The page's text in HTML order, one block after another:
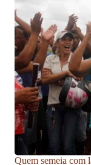
Quem semeia com